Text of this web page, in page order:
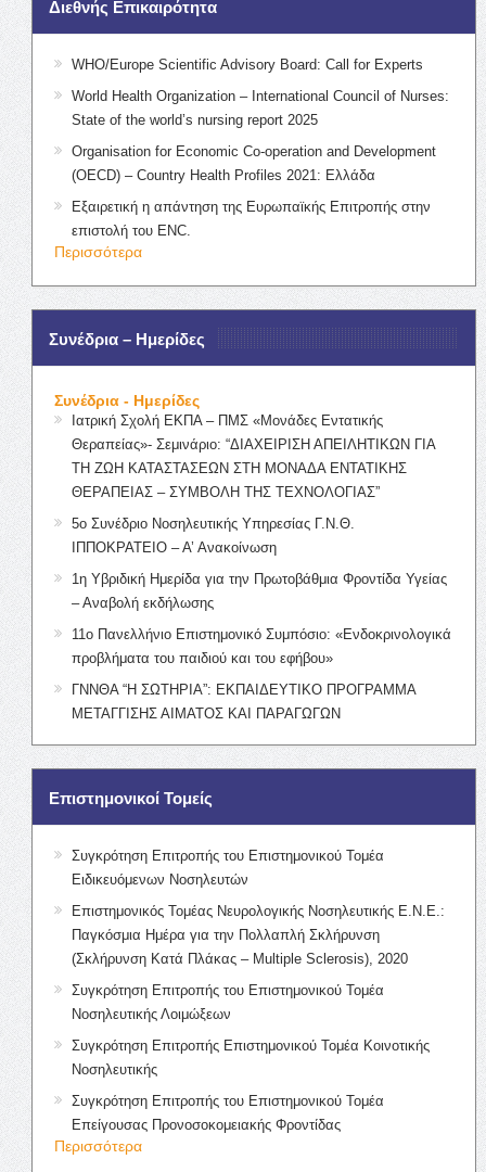
Διεθνής Επικαιρότητα
WHO/Europe Scientific Advisory Board: Call for Experts
World Health Organization – International Council of Nurses:
State of the world’s nursing report 2025
Organisation for Economic Co-operation and Development
(OECD) – Country Health Profiles 2021: Ελλάδα
Εξαιρετική η απάντηση της Ευρωπαϊκής Επιτροπής στην
επιστολή του ENC.
Περισσότερα
Συνέδρια – Ημερίδες
Συνέδρια - Ημερίδες
Ιατρική Σχολή ΕΚΠΑ – ΠΜΣ «Μονάδες Εντατικής
Θεραπείας»- Σεμινάριο: “ΔΙΑΧΕΙΡΙΣΗ ΑΠΕΙΛΗΤΙΚΩΝ ΓΙΑ
ΤΗ ΖΩΗ ΚΑΤΑΣΤΑΣΕΩΝ ΣΤΗ ΜΟΝΑΔΑ ΕΝΤΑΤΙΚΗΣ
ΘΕΡΑΠΕΙΑΣ – ΣΥΜΒΟΛΗ ΤΗΣ ΤΕΧΝΟΛΟΓΙΑΣ”
5ο Συνέδριο Νοσηλευτικής Υπηρεσίας Γ.Ν.Θ.
ΙΠΠΟΚΡΑΤΕΙΟ – Α’ Ανακοίνωση
1η Υβριδική Ημερίδα για την Πρωτοβάθμια Φροντίδα Υγείας
– Αναβολή εκδήλωσης
11ο Πανελλήνιο Επιστημονικό Συμπόσιο: «Ενδοκρινολογικά
προβλήματα του παιδιού και του εφήβου»
ΓΝΝΘΑ “Η ΣΩΤΗΡΙΑ”: ΕΚΠΑΙΔΕΥΤΙΚΟ ΠΡΟΓΡΑΜΜΑ
ΜΕΤΑΓΓΙΣΗΣ ΑΙΜΑΤΟΣ ΚΑΙ ΠΑΡΑΓΩΓΩΝ
Επιστημονικοί Τομείς
Συγκρότηση Επιτροπής του Επιστημονικού Τομέα
Ειδικευόμενων Νοσηλευτών
Επιστημονικός Τομέας Νευρολογικής Νοσηλευτικής Ε.Ν.Ε.:
Παγκόσμια Ημέρα για την Πολλαπλή Σκλήρυνση
(Σκλήρυνση Κατά Πλάκας – Multiple Sclerosis), 2020
Συγκρότηση Επιτροπής του Επιστημονικού Τομέα
Νοσηλευτικής Λοιμώξεων
Συγκρότηση Επιτροπής Επιστημονικού Τομέα Κοινοτικής
Νοσηλευτικής
Συγκρότηση Επιτροπής του Επιστημονικού Τομέα
Επείγουσας Προνοσοκομειακής Φροντίδας
Περισσότερα